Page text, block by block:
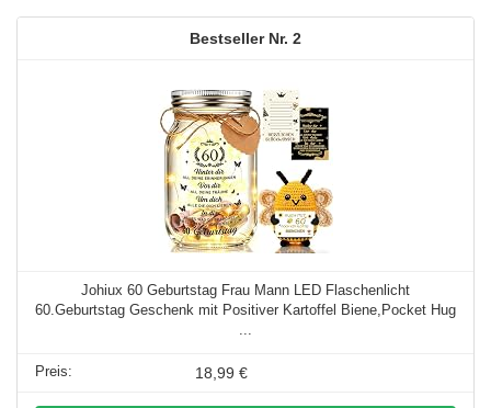
2
Johiux 60 Geburtstag Frau Mann LED Flaschenlicht
60.Geburtstag Geschenk mit Positiver Kartoffel Biene,Pocket Hug
18,99 €